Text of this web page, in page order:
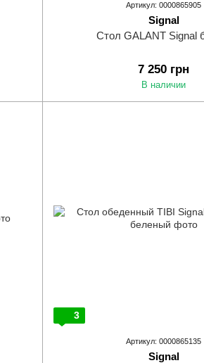
Артикул: 0000865905
Signal
Стол GALANT Signal
7 250 грн
В наличии
3
Артикул: 0000865135
Signal